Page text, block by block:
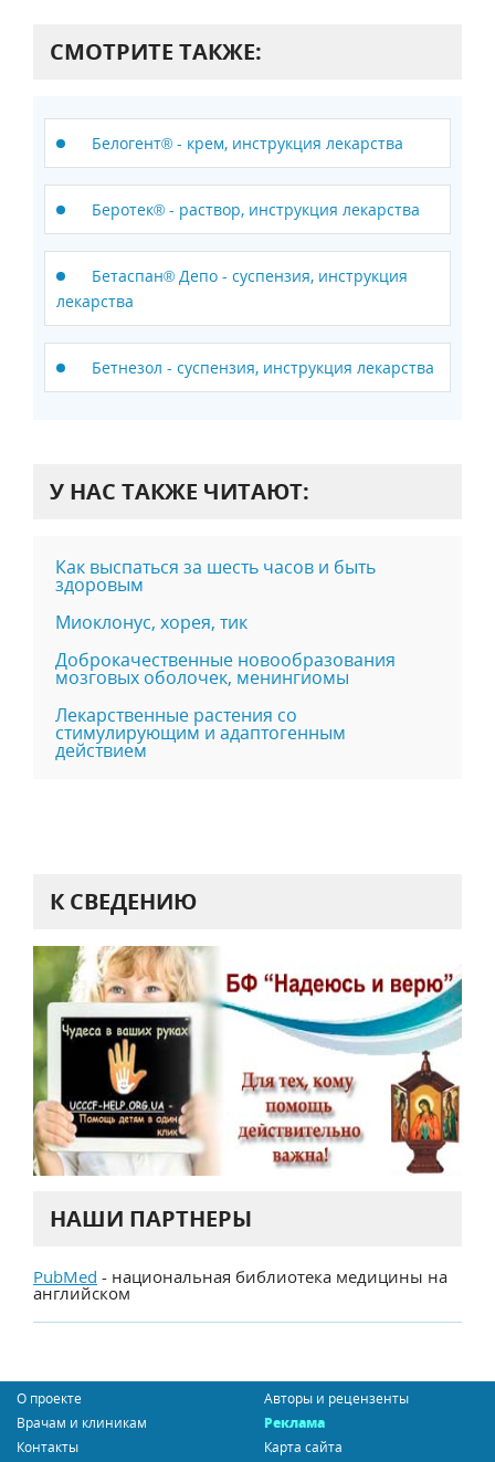
СМОТРИТЕ ТАКЖЕ:
Белогент® - крем, инструкция лекарства
Беротек® - раствор, инструкция лекарства
Бетаспан® Депо - суспензия, инструкция
лекарства
Бетнезол - суспензия, инструкция лекарства
У НАС ТАКЖЕ ЧИТАЮТ:
Как выспаться за шесть часов и быть
здоровым
Миоклонус, хорея, тик
Доброкачественные новообразования
мозговых оболочек, менингиомы
Лекарственные растения со
стимулирующим и адаптогенным
действием
К СВЕДЕНИЮ
НАШИ ПАРТНЕРЫ
PubMed - национальная библиотека медицины на
английском
О проекте
Авторы и рецензенты
Врачам и клиникам
Реклама
Контакты
Карта сайта